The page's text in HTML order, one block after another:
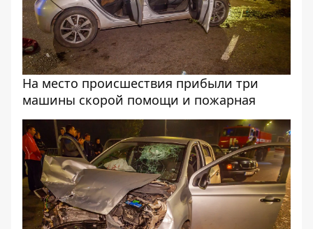
На место происшествия прибыли три
машины скорой помощи и пожарная